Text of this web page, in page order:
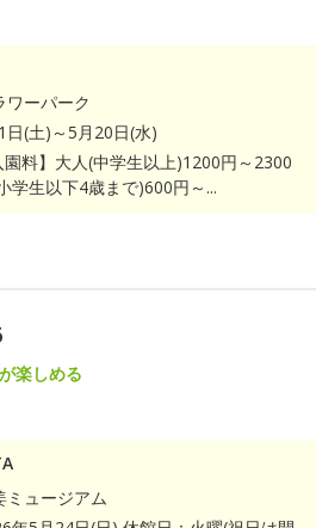
ワーパーク
日(土)～5月20日(水)
料】大人(中学生以上)1200円～2300
学生以下4歳まで)600円～...
楽しめる
ミュージアム